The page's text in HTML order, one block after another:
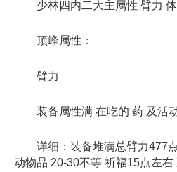
少林四内二大主属性 臂力 体
顶峰属性：
臂力
装备属性满 在吃的 药 及活
详细：装备堆满总臂力477点
动物品 20-30不等 祈福15点左